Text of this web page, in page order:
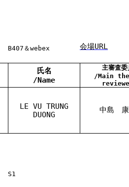
B407＆webex 会場URL
氏名
/Name
主審査委
/Main
LE VU TRUNG
DUONG
中島 康
S1